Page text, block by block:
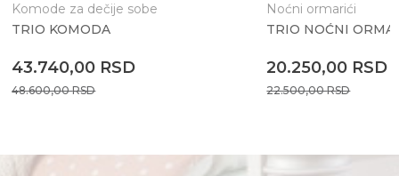
Anti-spam zaštita - izračunajte koliko je 9 - 4 :
Komode za dečije sobe
TRIO KOMODA
43.740,00 RSD
48.600,00RSD
Noćni ormarići
TRIO NOĆNI
20.250,00 RSD
22.500,00RSD